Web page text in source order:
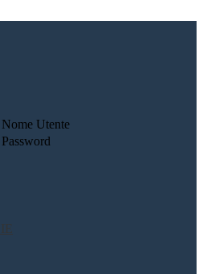
Nome Utente
Password